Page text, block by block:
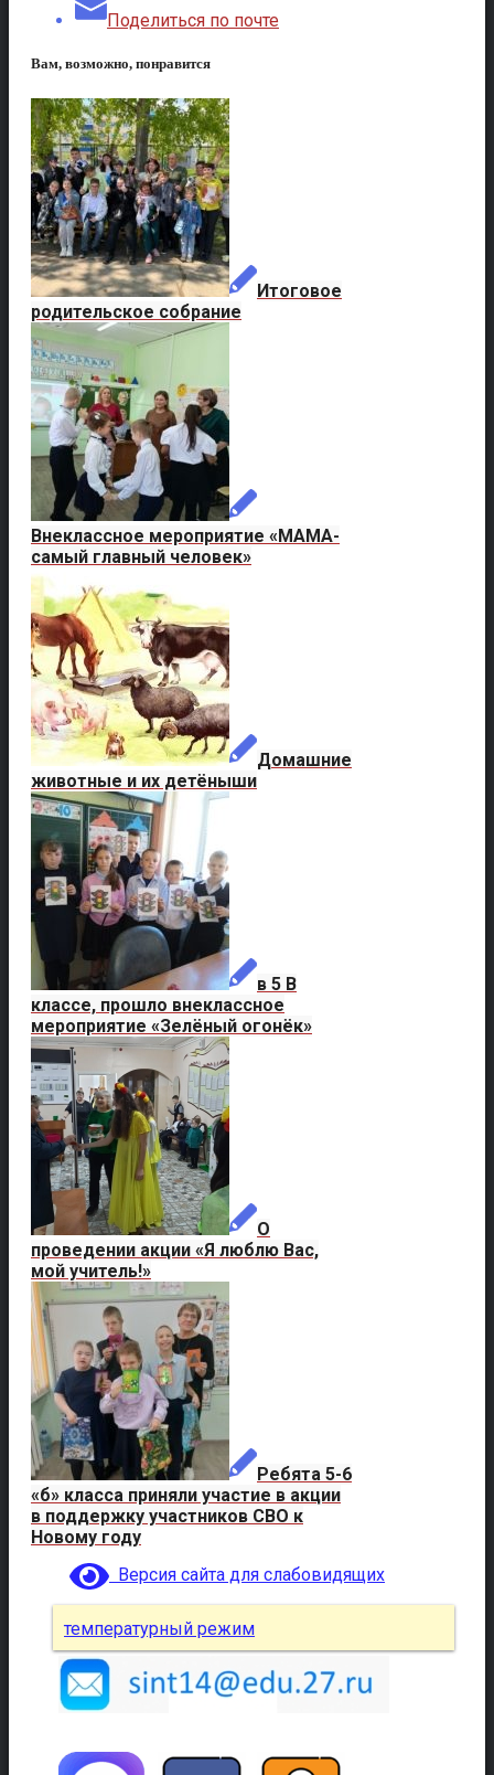
Поделиться по почте
Вам, возможно, понравится
Итоговое
родительское собрание
Внеклассное мероприятие «МАМА-
самый главный человек»
Домашние
животные и их детёныши
в 5 В
классе, прошло внеклассное
мероприятие «Зелёный огонёк»
О
проведении акции «Я люблю Вас,
мой учитель!»
Ребята 5-6
«б» класса приняли участие в акции
в поддержку участников СВО к
Новому году
Версия сайта для слабовидящих
температурный режим